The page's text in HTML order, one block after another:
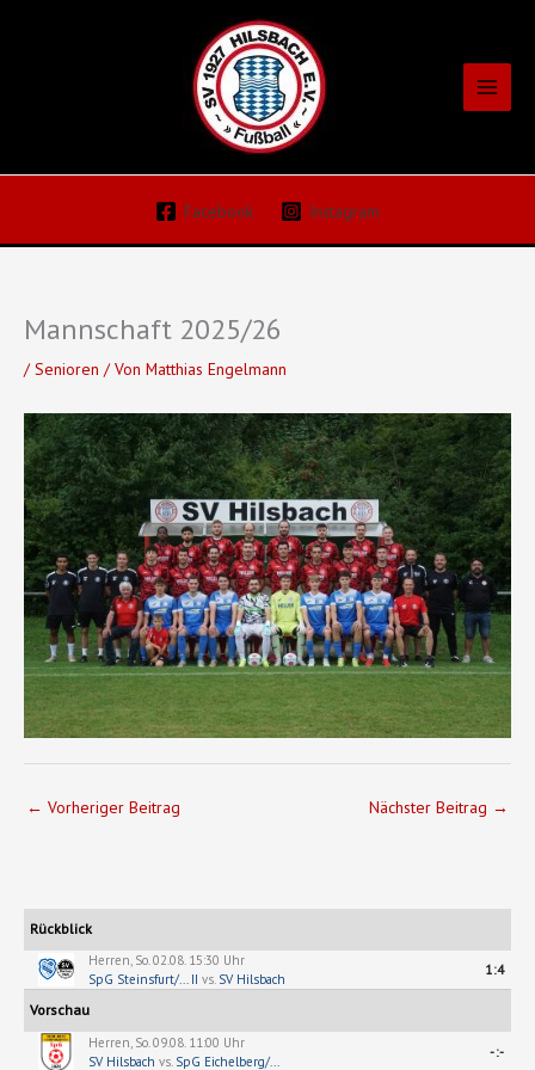
Facebook Instagram
Mannschaft 2025/26
/Senioren / Von Matthias Engelmann
← Vorheriger Beitrag Nächster Beitrag →
Rückblick
Herren, So. 02.08. 15:30 Uhr
SpG Steinsfurt/... II vs. SV Hilsbach
1:4
Vorschau
Herren, So. 09.08. 11:00 Uhr
SV Hilsbach vs. SpG Eichelberg/...
-:-